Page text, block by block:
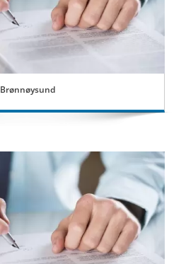
Brønnøysund